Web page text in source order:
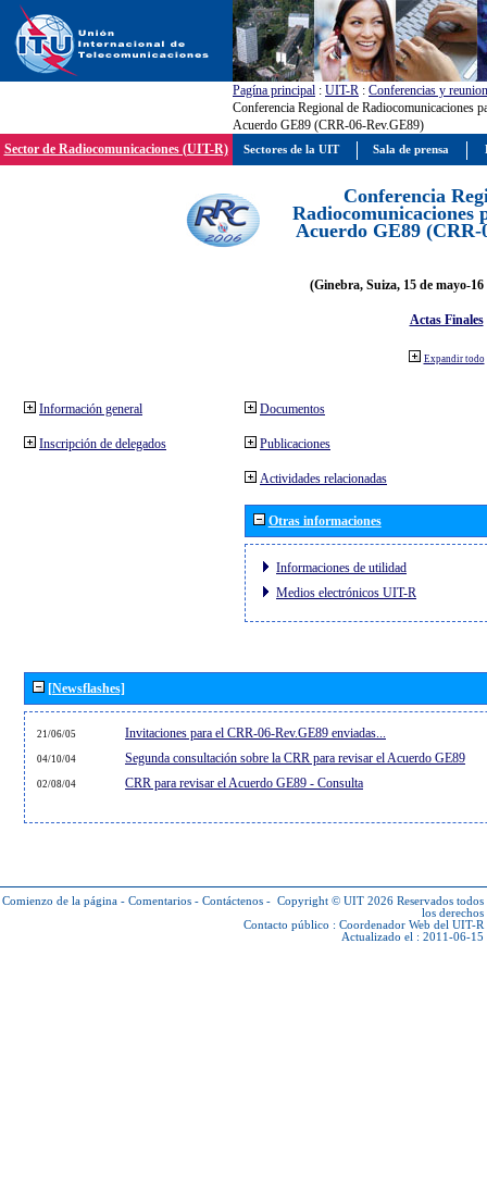
Pagína principal : UIT-R : Conferencias y
Conferencia Regional de Radiocomunicaciones
Acuerdo GE89 (CRR-06-Rev.GE89)
Sector de Radiocomunicaciones (UIT-R)
Conferencia
Radiocomunicaciones
Acuerdo GE89 (CRR-
(Ginebra, Suiza, 15 de mayo-
Actas Finales
Expandir todo
Información general
Inscripción de delegados
Documentos
Publicaciones
Actividades relacionadas
Otras informaciones
Informaciones de utilidad
Medios electrónicos UIT-R
[Newsflashes]
21/06/05 Invitaciones para el CRR-06-Rev.GE89 enviadas...
04/10/04 Segunda consultación sobre la CRR para revisar el Acuerdo GE89
02/08/04 CRR para revisar el Acuerdo GE89 - Consulta
Comienzo de la página - Comentarios - Contáctenos - Copyright © UIT 2026 Reservados todos
los derechos
Contacto público : Coordenador Web del UIT-R
Actualizado el : 2011-06-15
Sectores de la UIT Sala de prensa